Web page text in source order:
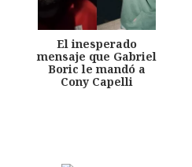
El inesperado
mensaje que Gabriel
Boric le mandó a
Cony Capelli